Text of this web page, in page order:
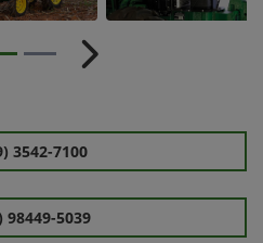
Próximo
3542-7100
98449-5039